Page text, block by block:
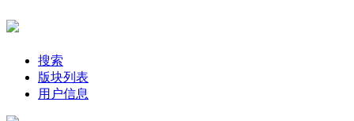
搜索
版块列表
用户信息